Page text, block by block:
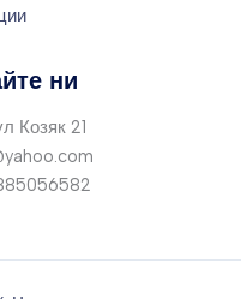
ни
Козяк 21